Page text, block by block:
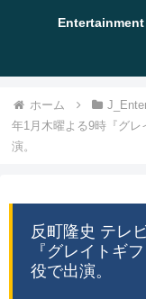
Entertainment
ホーム
年1月木曜よる9時『グ
演。
反町隆史 テレ
『グレイトギ
役で出演。